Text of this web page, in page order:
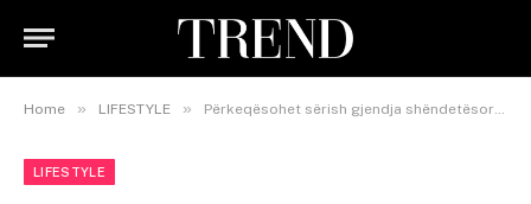
Home » LIFESTYLE » Përkeqësohet sërish gjendja shëndetësore e Papa Françeskut!
LIFESTYLE